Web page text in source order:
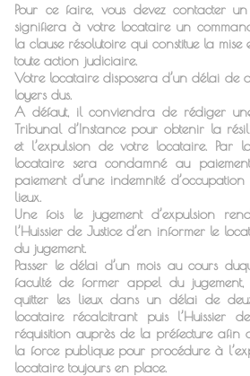
Pour ce faire, vous devez contacter
signifiera à votre locataire un
la clause résolutoire qui constitue la
toute action judiciaire.
Votre locataire disposera d’un délai de
loyers dus.
A défaut, il conviendra de rédiger
Tribunal d’Instance pour obtenir la
et l’expulsion de votre locataire. Par
locataire sera condamné au
paiement d’une indemnité
lieux.
Une fois le jugement d’expulsion
l’Huissier de Justice d’en informer le
du jugement.
Passer le délai d’un mois au cours
faculté de former appel du jugement,
quitter les lieux dans un délai de
locataire récalcitrant puis l’Huissier
réquisition auprès de la préfecture afin
la force publique pour procédure à
locataire toujours en place.